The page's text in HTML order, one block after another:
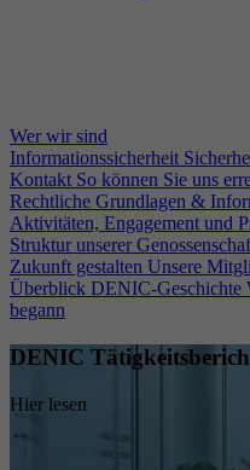
Wer wir sind
Informationssicherheit
Kontakt So können Sie uns
Rechtliche Grundlagen &
Aktivitäten, Engagement und
Struktur unserer
Zukunft gestalten Unsere
Überblick DENIC-Geschichte
begann
DENIC
Hier lesen